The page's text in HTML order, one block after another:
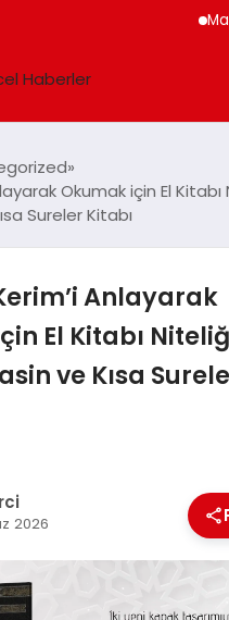
Mars
Okumak için El
Sureler Kitabı
Anlayarak
El Kitabı
ve Kısa
2026